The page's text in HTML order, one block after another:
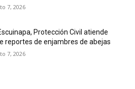
7, 2026
Protección Civil atiende
reportes de enjambres de abejas
7, 2026